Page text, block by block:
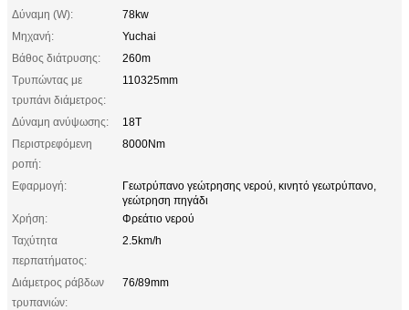
Δύναμη (W):
78kw
Μηχανή:
Yuchai
Βάθος διάτρυσης:
260m
Τρυπώντας με
τρυπάνι διάμετρος:
110325mm
Δύναμη ανύψωσης:
18Τ
Περιστρεφόμενη
ροπή:
8000Nm
Εφαρμογή:
Γεωτρύπανο γεώτρησης νερού, κινητό γεωτρύπανο,
γεώτρηση πηγάδι
Χρήση:
Φρεάτιο νερού
Ταχύτητα
περπατήματος:
2.5km/h
Διάμετρος ράβδων
τρυπανιών:
76/89mm